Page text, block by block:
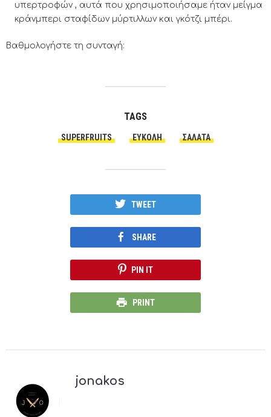
υπερτροφών , αυτά που χρησιμοποιήσαμε ήταν μείγμα
κράνμπερι σταφίδων μύρτιλλων και γκότζι μπέρι.
Βαθμολογήστε τη συνταγή:
TAGS
SUPERFRUITS ΕΎΚΟΛΗ ΣΑΛΆΤΑ
TWEET
SHARE
PIN IT
PRINT
jonakos